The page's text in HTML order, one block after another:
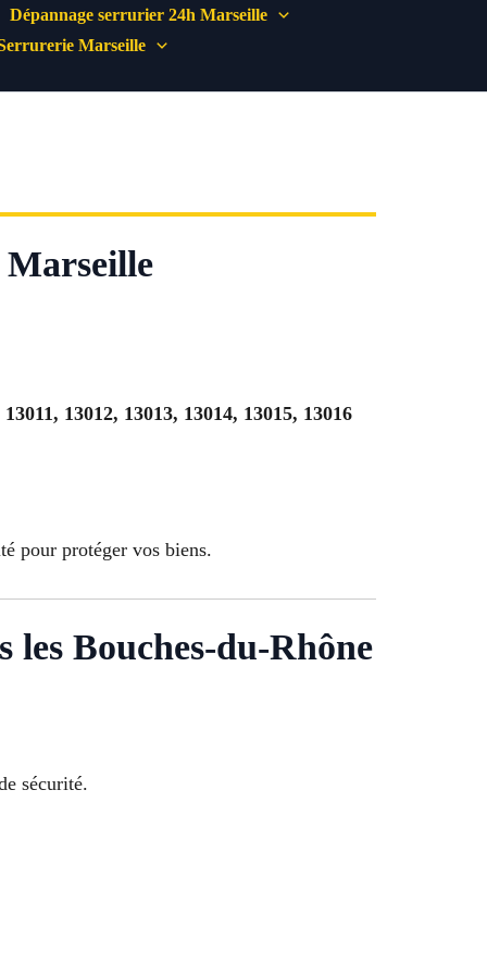
Dépannage serrurier 24h Marseille
Marseille
Marseille
13012, 13013, 13014, 13015, 13016
pour protéger vos biens.
les Bouches-du-Rhône
sécurité.